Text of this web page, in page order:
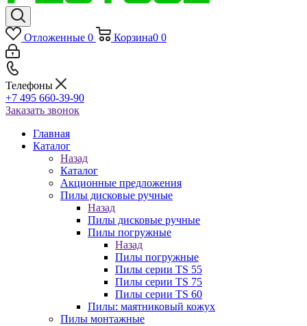
Отложенные 0 Корзина0 0
Телефоны
+7 495 660-39-90
Заказать звонок
Главная
Каталог
Назад
Каталог
Акционные предложения
Пилы дисковые ручные
Назад
Пилы дисковые ручные
Пилы погружные
Назад
Пилы погружные
Пилы серии TS 55
Пилы серии TS 75
Пилы серии TS 60
Пилы: маятниковый кожух
Пилы монтажные